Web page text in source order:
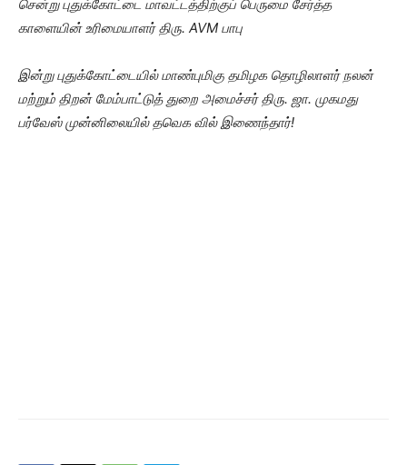
சென்று புதுக்கோட்டை மாவட்டத்திற்குப் பெருமை சேர்த்த
காளையின் உரிமையாளர் திரு. AVM பாபு
இன்று புதுக்கோட்டையில் மாண்புமிகு தமிழக தொழிலாளர் நலன்
மற்றும் திறன் மேம்பாட்டுத் துறை அமைச்சர் திரு. ஜா. முகமது
பர்வேஸ் முன்னிலையில் தவெக வில் இணைந்தார்!